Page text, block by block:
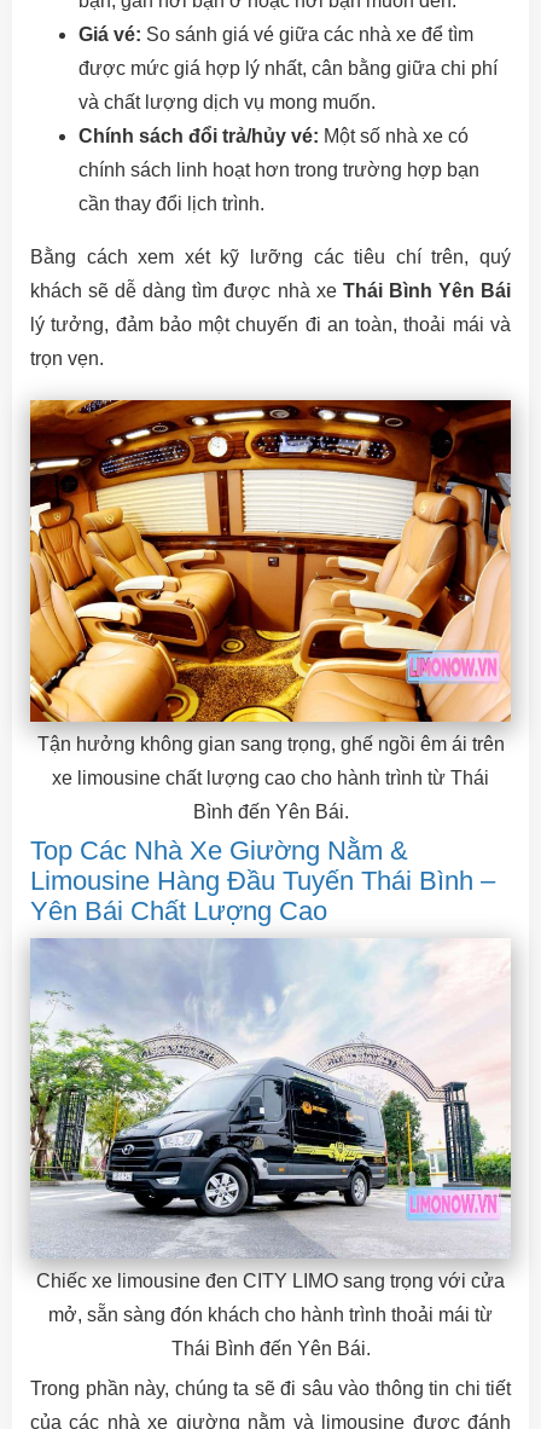
Giá vé: So sánh giá vé giữa các nhà xe để tìm
được mức giá hợp lý nhất, cân bằng giữa chi phí
và chất lượng dịch vụ mong muốn.
Chính sách đổi trả/hủy vé: Một số nhà xe có
chính sách linh hoạt hơn trong trường hợp bạn
cần thay đổi lịch trình.
Bằng cách xem xét kỹ lưỡng các tiêu chí trên, quý
khách sẽ dễ dàng tìm được nhà xe Thái Bình Yên Bái
lý tưởng, đảm bảo một chuyến đi an toàn, thoải mái và
trọn vẹn.
Tận hưởng không gian sang trọng, ghế ngồi êm ái trên
xe limousine chất lượng cao cho hành trình từ Thái
Bình đến Yên Bái.
Top Các Nhà Xe Giường Nằm &
Limousine Hàng Đầu Tuyến Thái Bình –
Yên Bái Chất Lượng Cao
Chiếc xe limousine đen CITY LIMO sang trọng với cửa
mở, sẵn sàng đón khách cho hành trình thoải mái từ
Thái Bình đến Yên Bái.
Trong phần này, chúng ta sẽ đi sâu vào thông tin chi tiết
của các nhà xe giường nằm và limousine được đánh